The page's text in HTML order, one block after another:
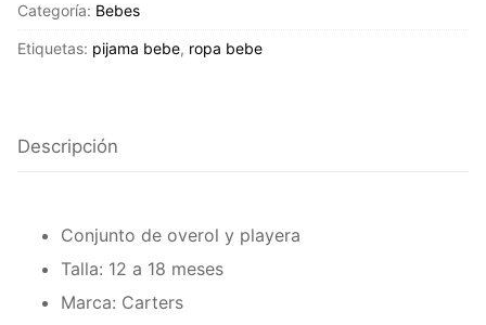
Categoría: Bebes
Etiquetas: pijama bebe, ropa bebe
Descripción
Conjunto de overol y playera
Talla: 12 a 18 meses
Marca: Carters